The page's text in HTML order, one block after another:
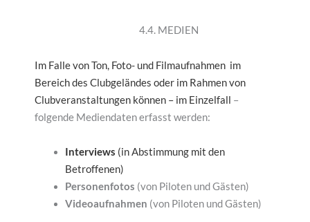
4.4. MEDIEN
Im Falle von Ton, Foto- und Filmaufnahmen im
Bereich des Clubgeländes oder im Rahmen von
Clubveranstaltungen können – im Einzelfall –
folgende Mediendaten erfasst werden:
Interviews (in Abstimmung mit den
Betroffenen)
Personenfotos (von Piloten und Gästen)
Videoaufnahmen (von Piloten und Gästen)